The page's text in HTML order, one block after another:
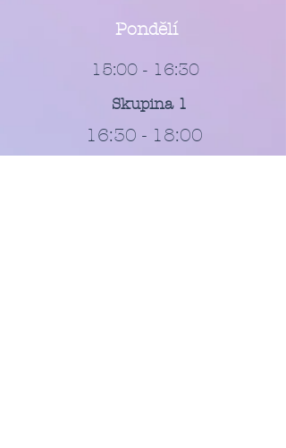
Pondělí
15:00 - 16:30
Skupina 1
16:30 - 18:00